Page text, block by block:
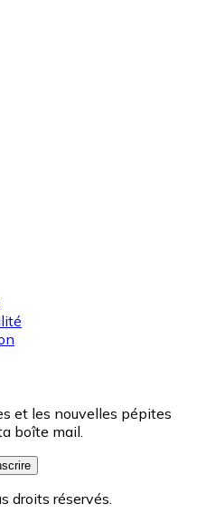
et les nouvelles pépites
boîte mail.
droits réservés.